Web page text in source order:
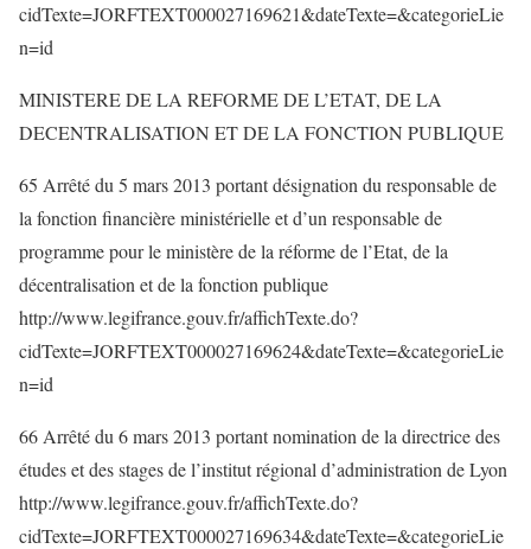
cidTexte=JORFTEXT000027169621&dateTexte=&categorieLie
n=id
MINISTERE DE LA REFORME DE L’ETAT, DE LA
DECENTRALISATION ET DE LA FONCTION PUBLIQUE
65 Arrêté du 5 mars 2013 portant désignation du responsable de
la fonction financière ministérielle et d’un responsable de
programme pour le ministère de la réforme de l’Etat, de la
décentralisation et de la fonction publique
http://www.legifrance.gouv.fr/affichTexte.do?
cidTexte=JORFTEXT000027169624&dateTexte=&categorieLie
n=id
66 Arrêté du 6 mars 2013 portant nomination de la directrice des
études et des stages de l’institut régional d’administration de Lyon
http://www.legifrance.gouv.fr/affichTexte.do?
cidTexte=JORFTEXT000027169634&dateTexte=&categorieLie